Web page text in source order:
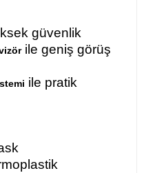
güvenlik
ile geniş görüş
ile pratik